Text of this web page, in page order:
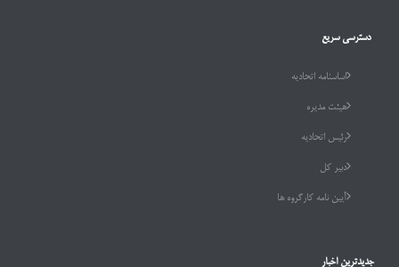
دسترسی سریع
اساسنامه اتحادیه
هیئت مدیره
رئیس اتحادیه
دبیر کل
آیین نامه کارگروه ها
جدیدترین اخبار